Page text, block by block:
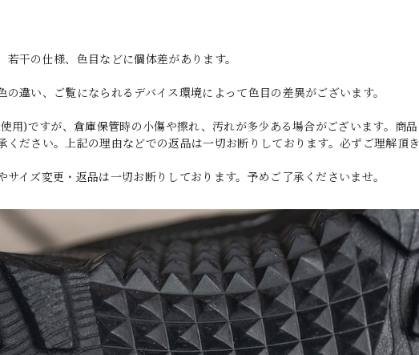
干の仕様、色目などに個体差があります。
違い、ご覧になられるデバイス環境によって色目の差異がございます。
用)ですが、倉庫保管時の小傷や擦れ、汚れが多少ある場合がございます。商
ください。上記の理由などでの返品は一切お断りしております。必ずご理解頂
イズ変更・返品は一切お断りしております。予めご了承くださいませ。